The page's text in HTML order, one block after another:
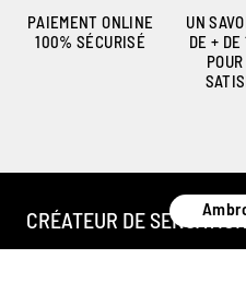
PAIEMENT ONLINE
100% SÉCURISÉ
UN
DE +
CRÉATEUR DE